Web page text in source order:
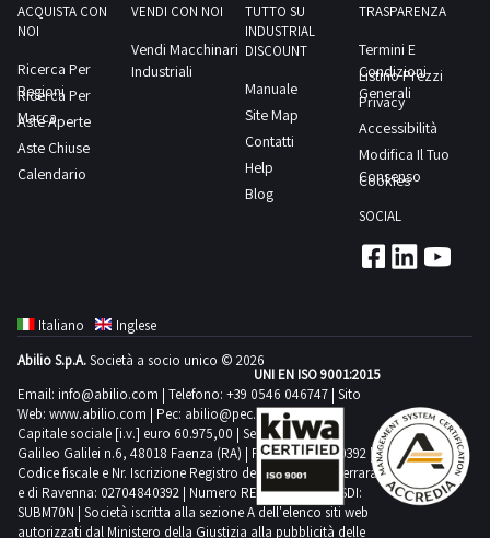
tessuto
e
circa
maglieria
come
in
perizia
che
specifica
che
parzialmente
altri
sezione
documentazione
per
visionare
l'elenco
completo
dei
beni
ACQUISTA CON
NOI
Ricerca Per
Regioni
Ricerca Per
Marca
Aste Aperte
Aste Chiuse
Calendario
VENDI CON NOI
Vendi Macchinari
Industriali
TUTTO SU
INDUSTRIAL
DISCOUNT
Manuale
Site Map
Contatti
Help
Blog
TRASPARENZA
Termini E
Condizioni
Generali
Listino Prezzi
Privacy
Accessibilità
Modifica Il Tuo
Consenso
Cookies
SOCIAL
Italiano
Inglese
Abilio S.p.A.Società a socio unico © 2026
Email: info@abilio.com | Telefono: +39 0546 046747 | Sito
Web: www.abilio.com | Pec: abilio@pec.illimity.com
Capitale sociale [i.v.] euro 60.975,00 | Sede legale in Via
Galileo Galilei n.6, 48018 Faenza (RA) | P.IVA: 02704840392 |
Codice fiscale e Nr. Iscrizione Registro delle Imprese di Ferrara
e di Ravenna: 02704840392 | Numero REA RA 224830 | SDI:
SUBM70N | Società iscritta alla sezione A dell'elenco siti web
autorizzati dal Ministero della Giustizia alla pubblicità delle
UNI EN ISO 9001:2015